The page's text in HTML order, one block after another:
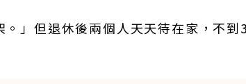
」但退休後兩個人天天待在家，不到